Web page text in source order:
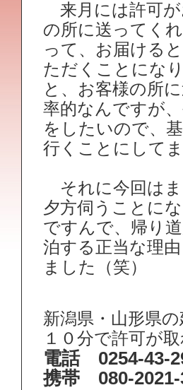
来月には許可が
の所に送ってく
って、お届ける
ただくことにな
と、お客様の所
率的なんですが
をしたいので、
行くことにしてま
それに今回はま
夕方伺うことに
ですんで、帰り
泊する正当な理
ました（笑）
新潟県・山形県
１０分で許可が
電話 0254-43-
携帯 080-2021-